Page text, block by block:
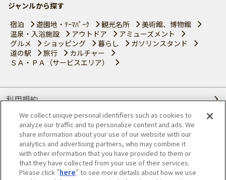
ジャンルから探す
宿泊
遊園地・ﾃｰﾏﾊﾟｰｸ 観光名所
美術館、博物館
温泉・入浴施設
アウトドア
アミューズメント
グルメ
ショッピング 暮らし
ガソリンスタンド
道の駅
旅行
カルチャー
ＳＡ・ＰＡ（サービスエリア）
利用規約
個人情報の取り扱いについて
会員優待サービスの提携をご検討の方へ
JAFホームページ
We collect unique personal identifiers such as cookies to
analyze our traffic and to personalize content and ads. We
share information about your use of our website with our
analytics and advertising partners, who may combine it
with other information that you have provided to them or
that they have collected from your use of their services.
Please click "here" to see more details about how we use